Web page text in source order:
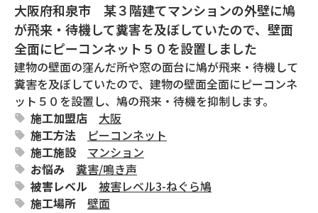
大阪府和泉市 某３階建てマンションの外壁に鳩
が飛来・待機して糞害を及ぼしていたので、壁面
全面にピーコンネット５０を設置しました
建物の壁面の窪んだ所や窓の面台に鳩が飛来・待機して
糞害を及ぼしていたので、建物の壁面全面にピーコンネ
ット５０を設置し、鳩の飛来・待機を抑制します。
施工加盟店
大阪
施工方法
ピーコンネット
施工施設
マンション
お悩み
糞害/鳴き声
被害レベル
被害レベル3-ねぐら鳩
施工場所
壁面